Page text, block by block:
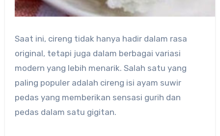
Saat ini, cireng tidak hanya hadir dalam rasa
original, tetapi juga dalam berbagai variasi
modern yang lebih menarik. Salah satu yang
paling populer adalah cireng isi ayam suwir
pedas yang memberikan sensasi gurih dan
pedas dalam satu gigitan.